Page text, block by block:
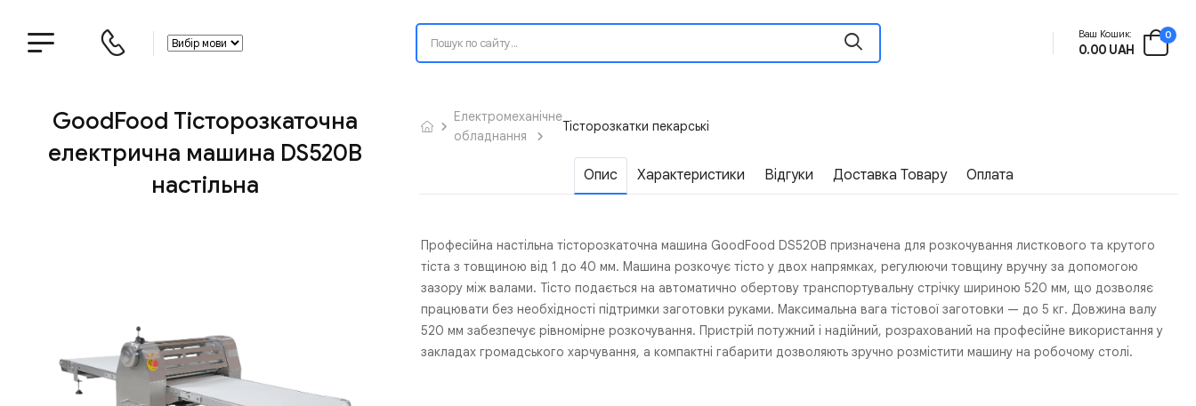
Ваш Кошик:
0.00 UAH
0
GoodFood Тісторозкаточна
електрична машина DS520B
настільна
Електромеханічне
обладнання
Тісторозкатки пекарські
Опис Характеристики Відгуки Доставка Товару Оплата
Професійна настільна тісторозкаточна машина GoodFood DS520B призначена для розкочування листкового та крутого
тіста з товщиною від 1 до 40 мм. Машина розкочує тісто у двох напрямках, регулюючи товщину вручну за допомогою
зазору між валами. Тісто подається на автоматично обертову транспортувальну стрічку шириною 520 мм, що дозволяє
працювати без необхідності підтримки заготовки руками. Максимальна вага тістової заготовки — до 5 кг. Довжина валу
520 мм забезпечує рівномірне розкочування. Пристрій потужний і надійний, розрахований на професійне використання у
закладах громадського харчування, а компактні габарити дозволяють зручно розмістити машину на робочому столі.